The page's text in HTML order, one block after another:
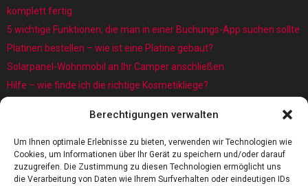
Berechtigungen verwalten
Um Ihnen optimale Erlebnisse zu bieten, verwenden wir Technologien wie
Cookies, um Informationen über Ihr Gerät zu speichern und/oder darauf
zuzugreifen. Die Zustimmung zu diesen Technologien ermöglicht uns
die Verarbeitung von Daten wie Ihrem Surfverhalten oder eindeutigen IDs
komplett fertig
5 wichtige Funktionen, die man in einer Buchungs-App suchen sollte
Platinen bestellen – wie ist eine Platine gebaut?
Solarpanel-Wohnmobil an Ihr Camper anschließen
Hilfe – wie finde ich die richtige Kosmetikliege?
Kaffee rösten: Das Röstverfahren ist wichtig für das Aroma
5 Gründe, warum jedes Baby einen Baby Schwimmring benötigt